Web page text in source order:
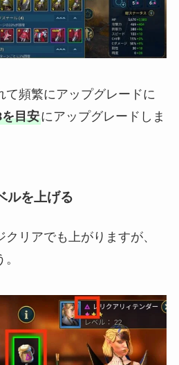
て頻繁にアップグレードに
目安にアップグレードしま
ルを上げる
リアでも上がりますが、